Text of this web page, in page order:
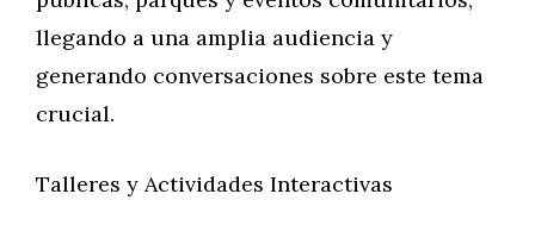
llegando a una amplia audiencia y
generando conversaciones sobre este tema
crucial.
Talleres y Actividades Interactivas